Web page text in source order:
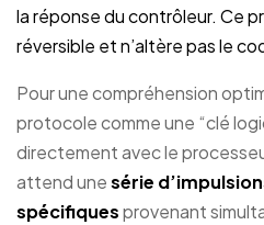
la réponse du contrôleur. Ce
réversible et n’altère pas le
Pour une compréhension
protocole comme une “clé
directement avec le
attend unesérie
spécifiquesprovenant